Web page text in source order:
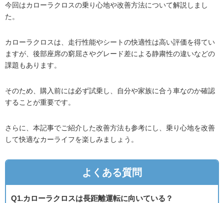
今回はカローラクロスの乗り心地や改善方法について解説しまし
た。
カローラクロスは、走行性能やシートの快適性は高い評価を得てい
ますが、後部座席の窮屈さやグレード差による静粛性の違いなどの
課題もあります。
そのため、購入前には必ず試乗し、自分や家族に合う車なのか確認
することが重要です。
さらに、本記事でご紹介した改善方法も参考にし、乗り心地を改善
して快適なカーライフを楽しみましょう。
よくある質問
Q1.カローラクロスは長距離運転に向いている？